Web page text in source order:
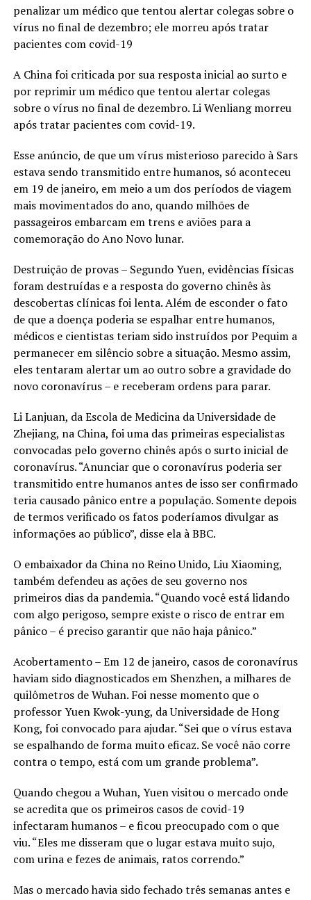
penalizar um médico que tentou alertar colegas sobre o
vírus no final de dezembro; ele morreu após tratar
pacientes com covid-19
A China foi criticada por sua resposta inicial ao surto e
por reprimir um médico que tentou alertar colegas
sobre o vírus no final de dezembro. Li Wenliang morreu
após tratar pacientes com covid-19.
Esse anúncio, de que um vírus misterioso parecido à Sars
estava sendo transmitido entre humanos, só aconteceu
em 19 de janeiro, em meio a um dos períodos de viagem
mais movimentados do ano, quando milhões de
passageiros embarcam em trens e aviões para a
comemoração do Ano Novo lunar.
Destruição de provas – Segundo Yuen, evidências físicas
foram destruídas e a resposta do governo chinês às
descobertas clínicas foi lenta. Além de esconder o fato
de que a doença poderia se espalhar entre humanos,
médicos e cientistas teriam sido instruídos por Pequim a
permanecer em silêncio sobre a situação. Mesmo assim,
eles tentaram alertar um ao outro sobre a gravidade do
novo coronavírus – e receberam ordens para parar.
Li Lanjuan, da Escola de Medicina da Universidade de
Zhejiang, na China, foi uma das primeiras especialistas
convocadas pelo governo chinês após o surto inicial de
coronavírus. “Anunciar que o coronavírus poderia ser
transmitido entre humanos antes de isso ser confirmado
teria causado pânico entre a população. Somente depois
de termos verificado os fatos poderíamos divulgar as
informações ao público”, disse ela à BBC.
O embaixador da China no Reino Unido, Liu Xiaoming,
também defendeu as ações de seu governo nos
primeiros dias da pandemia. “Quando você está lidando
com algo perigoso, sempre existe o risco de entrar em
pânico – é preciso garantir que não haja pânico.”
Acobertamento – Em 12 de janeiro, casos de coronavírus
haviam sido diagnosticados em Shenzhen, a milhares de
quilômetros de Wuhan. Foi nesse momento que o
professor Yuen Kwok-yung, da Universidade de Hong
Kong, foi convocado para ajudar. “Sei que o vírus estava
se espalhando de forma muito eficaz. Se você não corre
contra o tempo, está com um grande problema”.
Quando chegou a Wuhan, Yuen visitou o mercado onde
se acredita que os primeiros casos de covid-19
infectaram humanos – e ficou preocupado com o que
viu. “Eles me disseram que o lugar estava muito sujo,
com urina e fezes de animais, ratos correndo.”
Mas o mercado havia sido fechado três semanas antes e